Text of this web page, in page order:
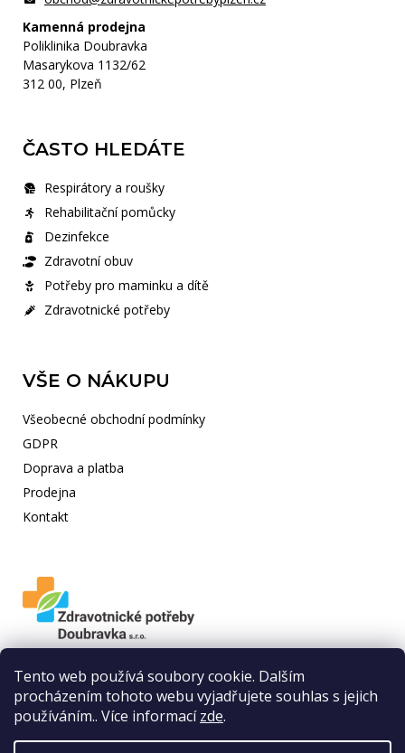
Tento web používá soubory cookie. Dalším
procházením tohoto webu vyjadřujete souhlas s jejich
používáním.. Více informacízde.
Kamenná prodejna
Poliklinika Doubravka
Masarykova 1132/62
312 00, Plzeň
ČASTO HLEDÁTE
Respirátory a roušky
Rehabilitační pomůcky
Dezinfekce
Zdravotní obuv
Potřeby pro maminku a dítě
Zdravotnické potřeby
VŠE O NÁKUPU
Všeobecné obchodní podmínky
GDPR
Doprava a platba
Prodejna
Kontakt
Nabízíme Vám široký sortiment zboží odborné rady
personálu a po osobní dohodě
rozvoz zboží po Plzni až k Vám domů
zdarma. Pokud byste chtěli této služby využít, neváhejte požádat naše
pracovníky.